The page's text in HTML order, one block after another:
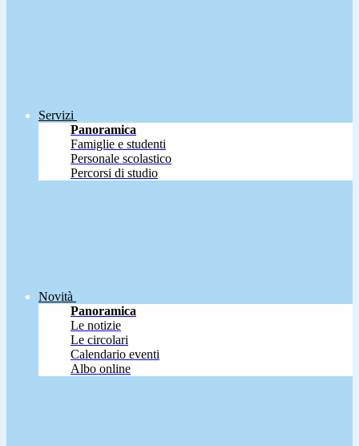
Servizi
Panoramica
Famiglie e studenti
Personale scolastico
Percorsi di studio
Novità
Panoramica
Le notizie
Le circolari
Calendario eventi
Albo online